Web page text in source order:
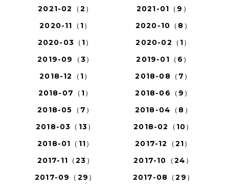
2021-02（2）
2021-01（9）
2020-11（1）
2020-10（8）
2020-03（1）
2020-02（1）
2019-09（3）
2019-01（6）
2018-12（1）
2018-08（7）
2018-07（1）
2018-06（9）
2018-05（7）
2018-04（8）
2018-03（13）
2018-02（10）
2018-01（11）
2017-12（21）
2017-11（23）
2017-10（24）
2017-09（29）
2017-08（29）